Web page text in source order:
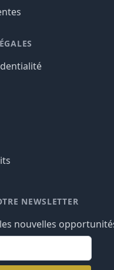
NEWSLETTER
nouvelles